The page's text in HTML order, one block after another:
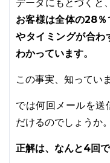
データにもとづくと
お客様は全体の28
やタイミングが合わ
わかっています。
この事実、知ってい
では何回メールを送
だけるのでしょうか。
正解は、なんと4回で